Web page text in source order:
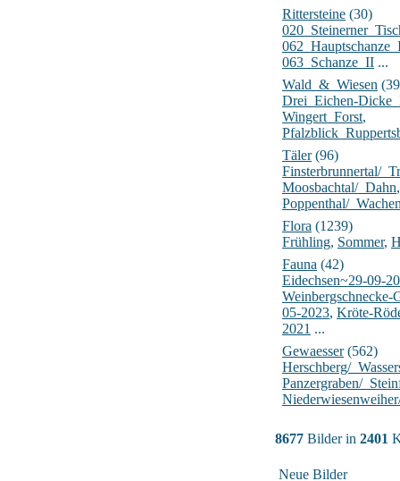
Rittersteine (30)
063_Schanze_II ...
Wald_&_Wiesen
Drei_Eichen-
Wingert_Forst,
Täler(96)
Finsterbrunnertal/
Moosbachtal/_Dahn,
Poppenthal/
Flora (1239)
Frühling, Sommer,
Fauna (42)
Eidechsen~29-09-
Weinbergschnecke-
05-2023, Kröte-
2021 ...
Gewaesser(562)
Herschberg/
Panzergraben/
8677 Bilder in 2401
Neue Bilder